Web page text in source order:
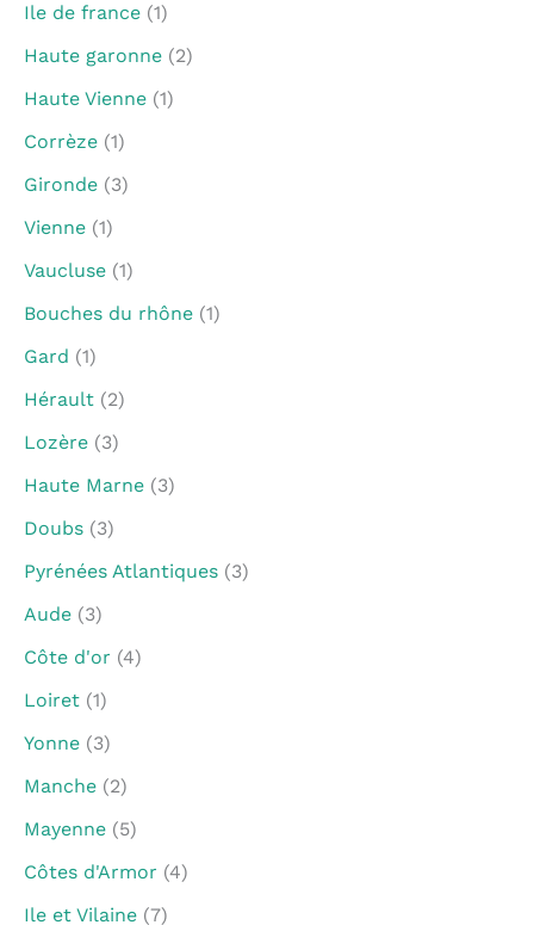
Ile de france (1)
Haute garonne (2)
Haute Vienne (1)
Corrèze (1)
Gironde (3)
Vienne (1)
Vaucluse (1)
Bouches du rhône (1)
Gard (1)
Hérault (2)
Lozère (3)
Haute Marne (3)
Doubs (3)
Pyrénées Atlantiques (3)
Aude (3)
Côte d'or (4)
Loiret (1)
Yonne (3)
Manche (2)
Mayenne (5)
Côtes d'Armor (4)
Ile et Vilaine (7)